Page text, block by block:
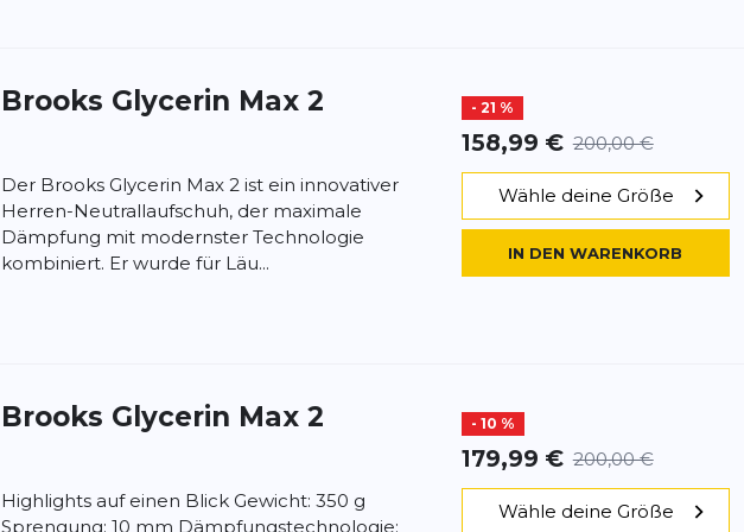
Brooks Glycerin Max 2 - 21 %
158,99 € 200,00 €
Der Brooks Glycerin Max 2 ist ein innovativer
Herren-Neutrallaufschuh, der maximale
Dämpfung mit modernster Technologie
kombiniert. Er wurde für Läu...
Wähle deine Größe
IN DEN WARENKORB
Brooks Glycerin Max 2 - 10 %
179,99 € 200,00 €
Highlights auf einen Blick Gewicht: 350 g
Sprengung: 10 mm Dämpfungstechnologie:
Wähle deine Größe